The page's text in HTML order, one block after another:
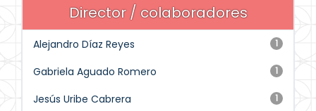
Director / colaboradores
1
Alejandro Díaz Reyes
1
Gabriela Aguado Romero
1
Jesús Uribe Cabrera